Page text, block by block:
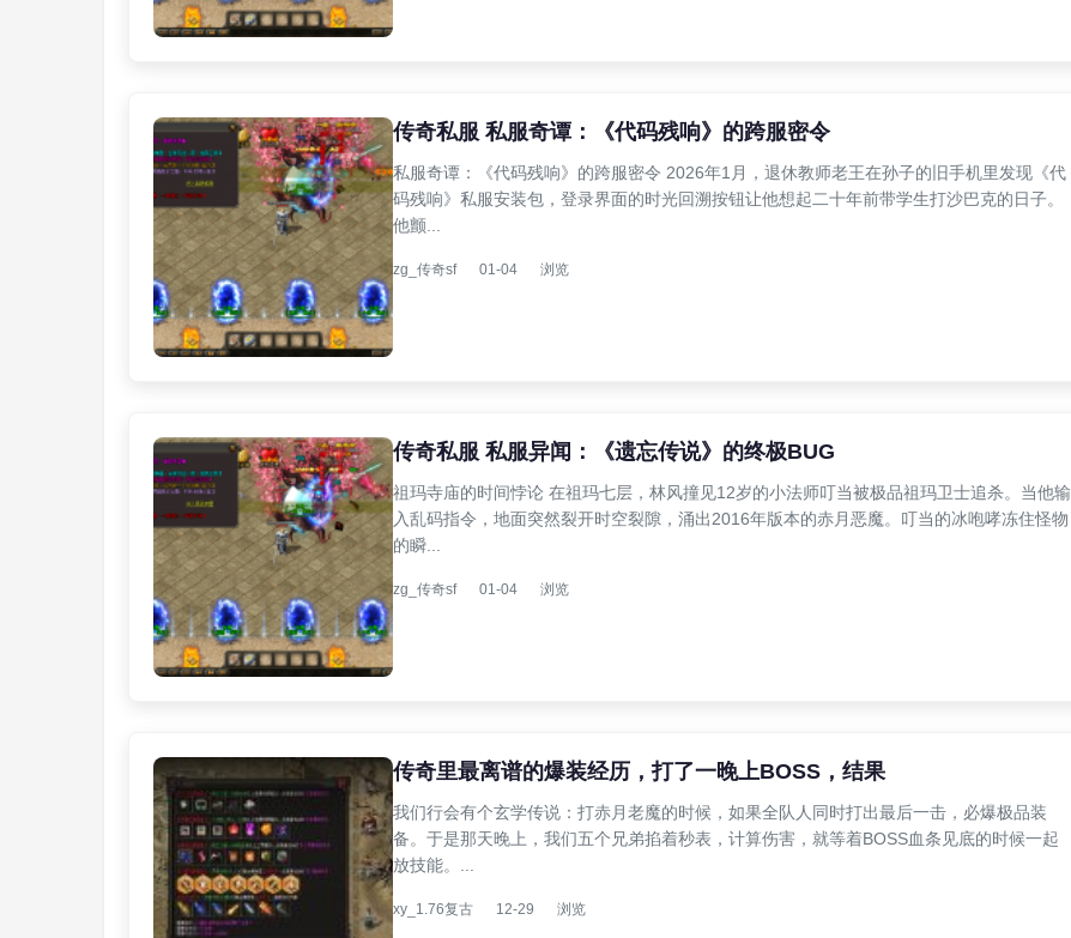
传奇私服 私服奇谭：《代码残响》的跨服密令
私服奇谭：《代码残响》的跨服密令 2026年1月，退休教师老王在孙子的旧手机里发现《代
码残响》私服安装包，登录界面的时光回溯按钮让他想起二十年前带学生打沙巴克的日子。
他颤...
zg_传奇sf 01-04 浏览
传奇私服 私服异闻：《遗忘传说》的终极BUG
祖玛寺庙的时间悖论 在祖玛七层，林风撞见12岁的小法师叮当被极品祖玛卫士追杀。当他输
入乱码指令，地面突然裂开时空裂隙，涌出2016年版本的赤月恶魔。叮当的冰咆哮冻住怪物
的瞬...
zg_传奇sf 01-04 浏览
传奇里最离谱的爆装经历，打了一晚上BOSS，结果
我们行会有个玄学传说：打赤月老魔的时候，如果全队人同时打出最后一击，必爆极品装
备。于是那天晚上，我们五个兄弟掐着秒表，计算伤害，就等着BOSS血条见底的时候一起
放技能。...
xy_1.76复古 12-29 浏览